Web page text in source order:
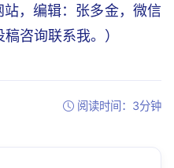
，编辑：张多金，微信
咨询联系我。）
阅读时间：3分钟